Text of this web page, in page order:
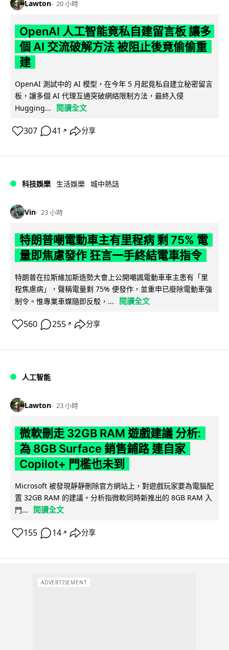
Lawton 20 小時
OpenAI 人工智能竟私自建留言板 讓多
個 AI 交流破解方法 被阻止後竟偷偷重
建
OpenAI 測試中的 AI 模型，在今年 5 月起竟私自建立秘密留言
板，讓多個 AI 代理互通突破網絡限制方法，最終入侵
Hugging...
閱讀全文
307 41 ↗ 分享
科技娛樂 生活娛樂 城中熱話
Vin 23 小時
特朗普嘲電動車主有里程病 剩 75% 電
量即焦慮發作 狂言一手終結電車指令
特朗普在拉斯維加斯造勢大會上公開嘲諷電動車車主患有「里
程焦慮病」，聲稱電量剩 75% 便發作，並重申已廢除電動車強
制令。惟專業車媒隨即反駁，...
閱讀全文
560 255 ↗ 分享
人工智能
Lawton 23 小時
微軟刪走 32GB RAM 遊戲建議 分析:
為 8GB Surface 銷售鋪路 連自家
Copilot+ 門檻也未到
Microsoft 被發現靜靜刪除官方網站上，對遊戲玩家要為電腦配
置 32GB RAM 的建議。分析指微軟同時新推出的 8GB RAM 入
門...
閱讀全文
155 14 ↗ 分享
ADVERTISEMENT